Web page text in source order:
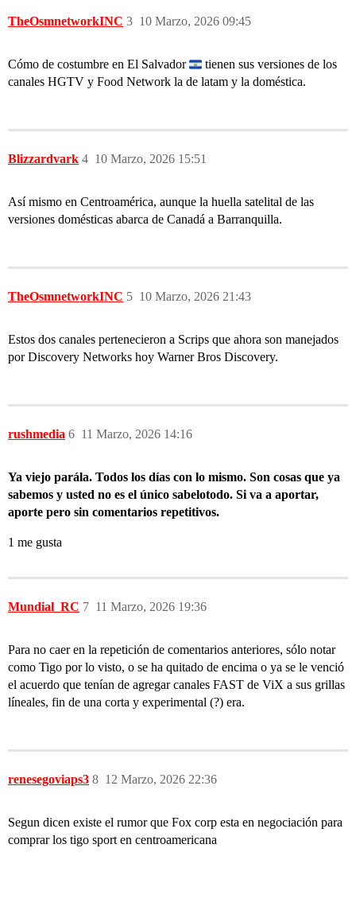
TheOsmnetworkINC 10 Marzo, 2026 09:45
3
Cómo de costumbre en El Salvador
tienen sus versiones de los
canales HGTV y Food Network la de latam y la doméstica.
Blizzardvark 10 Marzo, 2026 15:51
4
Así mismo en Centroamérica, aunque la huella satelital de las
versiones domésticas abarca de Canadá a Barranquilla.
TheOsmnetworkINC 10 Marzo, 2026 21:43
5
Estos dos canales pertenecieron a Scrips que ahora son manejados
por Discovery Networks hoy Warner Bros Discovery.
rushmedia 11 Marzo, 2026 14:16
6
Ya viejo parála. Todos los días con lo mismo. Son cosas que ya
sabemos y usted no es el único sabelotodo. Si va a aportar,
aporte pero sin comentarios repetitivos.
1 me gusta
Mundial_RC 11 Marzo, 2026 19:36
7
Para no caer en la repetición de comentarios anteriores, sólo notar
como Tigo por lo visto, o se ha quitado de encima o ya se le venció
el acuerdo que tenían de agregar canales FAST de ViX a sus grillas
líneales, fin de una corta y experimental (?) era.
renesegoviaps3 12 Marzo, 2026 22:36
8
Segun dicen existe el rumor que Fox corp esta en negociación para
comprar los tigo sport en centroamericana